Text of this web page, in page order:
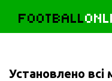
FOOTBALL
Установлено всі